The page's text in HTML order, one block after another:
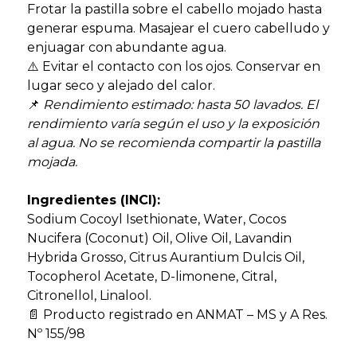
Frotar la pastilla sobre el cabello mojado hasta
generar espuma. Masajear el cuero cabelludo y
enjuagar con abundante agua.
⚠️ Evitar el contacto con los ojos. Conservar en
lugar seco y alejado del calor.
📌 Rendimiento estimado: hasta 50 lavados. El
rendimiento varía según el uso y la exposición
al agua. No se recomienda compartir la pastilla
mojada.
Ingredientes (INCI):
Sodium Cocoyl Isethionate, Water, Cocos
Nucifera (Coconut) Oil, Olive Oil, Lavandin
Hybrida Grosso, Citrus Aurantium Dulcis Oil,
Tocopherol Acetate, D-limonene, Citral,
Citronellol, Linalool.
📄 Producto registrado en ANMAT – MS y A Res.
Nº 155/98